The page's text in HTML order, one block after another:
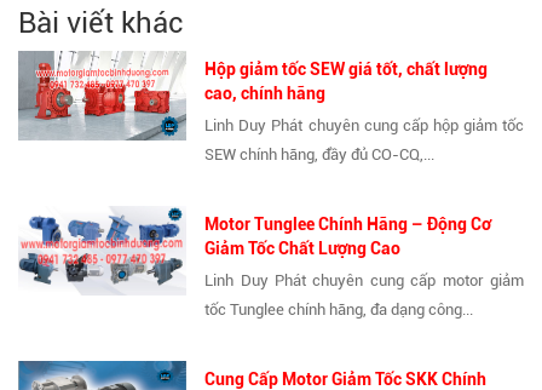
Bài viết khác
Hộp giảm tốc SEW giá tốt, chất lượng
cao, chính hãng
Linh Duy Phát chuyên cung cấp hộp giảm tốc
SEW chính hãng, đầy đủ CO-CQ,...
Motor Tunglee Chính Hãng – Động Cơ
Giảm Tốc Chất Lượng Cao
Linh Duy Phát chuyên cung cấp motor giảm
tốc Tunglee chính hãng, đa dạng công...
Cung Cấp Motor Giảm Tốc SKK Chính